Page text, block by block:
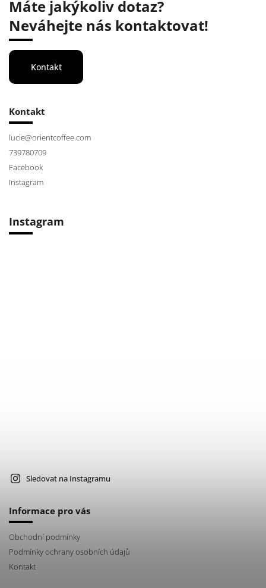
Máte jakýkoliv dotaz?
Neváhejte nás kontaktovat!
Kontakt
Kontakt
lucie@orientcoffee.com
739780709
Facebook
Instagram
Instagram
Sledovat na Instagramu
Informace pro vás
Obchodní podmínky
Podmínky ochrany osobních údajů
Kontakt